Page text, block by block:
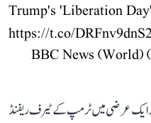
Trump's 'Liberation
https://t.co/DRFnv9dnS2
ایک عرضی میں ٹرمپ کے ٹیرف ریفنڈ